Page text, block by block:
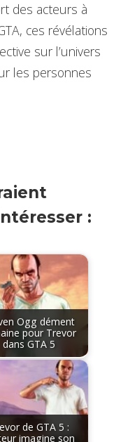
des acteurs à
ces révélations
sur l’univers
les personnes
:
Ogg dément
pour Trevor
dans GTA 5
de GTA 5 :
imagine son